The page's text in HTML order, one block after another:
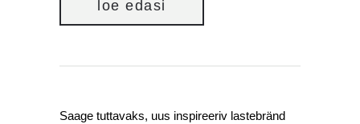
loe edasi
Saage tuttavaks, uus inspireeriv lastebränd